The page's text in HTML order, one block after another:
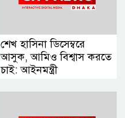
শেখ হাসিনা ডিসেম্বরে
আসুক, আমিও বিশ্বাস করতে
চাই: আইনমন্ত্রী